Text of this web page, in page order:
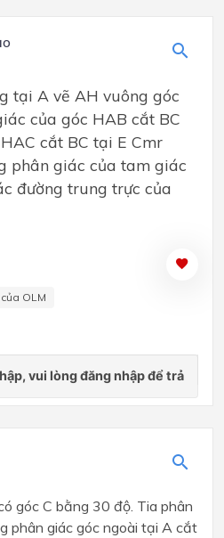
tại A vẽ AH vuông góc
của góc HAB cắt BC
cắt BC tại E Cmr
phân giác của tam giác
đường trung trực của
OLM
góc C bằng 30 độ. Tia phân
phân giác góc ngoài tại A cắt